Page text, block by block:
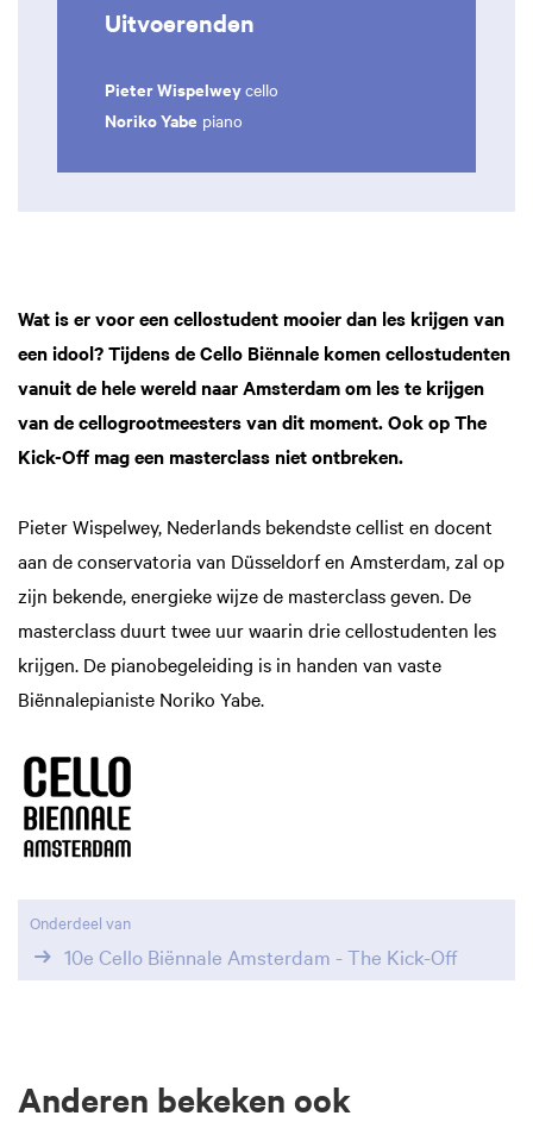
Uitvoerenden
Pieter Wispelweycello
Noriko Yabe piano
Wat is er voor een cellostudent mooier dan les krijgen van
een idool? Tijdens de Cello Biënnale komen cellostudenten
vanuit de hele wereld naar Amsterdam om les te krijgen
van de cellogrootmeesters van dit moment. Ook op The
Kick-Off mag een masterclass niet ontbreken.
Pieter Wispelwey, Nederlands bekendste cellist en docent
aan de conservatoria van Düsseldorf en Amsterdam, zal op
zijn bekende, energieke wijze de masterclass geven. De
masterclass duurt twee uur waarin drie cellostudenten les
krijgen. De pianobegeleiding is in handen van vaste
Biënnalepianiste Noriko Yabe.
Onderdeel van
10e Cello Biënnale Amsterdam - The Kick-Off
Anderen bekeken ook